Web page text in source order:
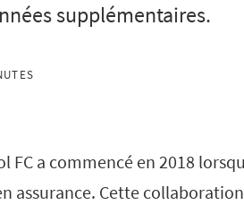
supplémentaires.
a commencé en 2018
assurance. Cette